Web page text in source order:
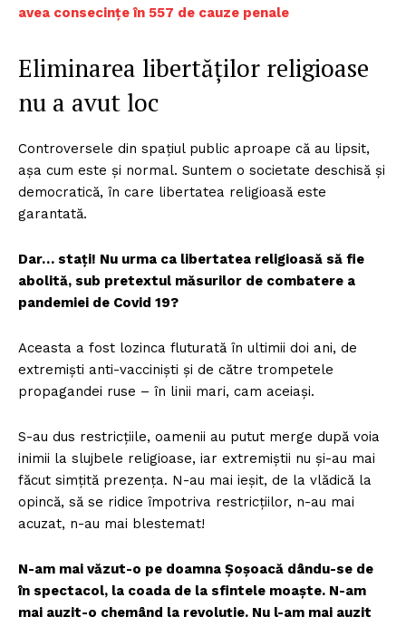
avea consecințe în 557 de cauze penale
Eliminarea libertăților religioase
nu a avut loc
Controversele din spațiul public aproape că au lipsit,
așa cum este și normal. Suntem o societate deschisă și
democratică, în care libertatea religioasă este
garantată.
Dar… stați! Nu urma ca libertatea religioasă să fie
abolită, sub pretextul măsurilor de combatere a
pandemiei de Covid 19?
Aceasta a fost lozinca fluturată în ultimii doi ani, de
extremiști anti-vacciniști și de către trompetele
propagandei ruse – în linii mari, cam aceiași.
S-au dus restricțiile, oamenii au putut merge după voia
inimii la slujbele religioase, iar extremiștii nu și-au mai
făcut simțită prezența. N-au mai ieșit, de la vlădică la
opincă, să se ridice împotriva restricțiilor, n-au mai
acuzat, n-au mai blestemat!
N-am mai văzut-o pe doamna Șoșoacă dându-se de
în spectacol, la coada de la sfintele moaște. N-am
mai auzit-o chemând la revoluție. Nu l-am mai auzit